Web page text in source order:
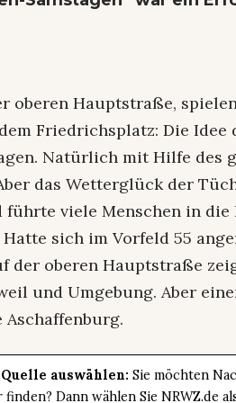
oberen Hauptstraße,
Friedrichsplatz: Die Idee
Natürlich mit Hilfe des
das Wetterglück der
viele Menschen in die
sich im Vorfeld 55
der oberen Hauptstraße
und Umgebung. Aber
Aschaffenburg.
auswählen: Sie möchten
Dann wählen Sie NRWZ.de